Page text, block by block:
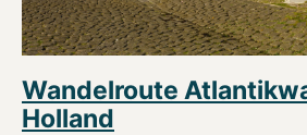
Wandelroute
Holland